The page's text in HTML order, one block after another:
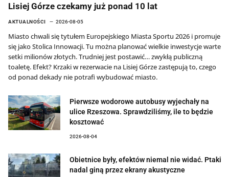
Lisiej Górze czekamy już ponad 10 lat
AKTUALNOŚCI 2026-08-05
Miasto chwali się tytułem Europejskiego Miasta Sportu 2026 i promuje
się jako Stolica Innowacji. Tu można planować wielkie inwestycje warte
setki milionów złotych. Trudniej jest postawić… zwykłą publiczną
toaletę. Efekt? Krzaki w rezerwacie na Lisiej Górze zastępują to, czego
od ponad dekady nie potrafi wybudować miasto.
Pierwsze wodorowe autobusy wyjechały na
ulice Rzeszowa. Sprawdziliśmy, ile to będzie
kosztować
2026-08-04
Obietnice były, efektów niemal nie widać. Ptaki
nadal giną przez ekrany akustyczne